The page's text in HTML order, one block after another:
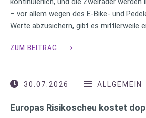
– vor allem wegen des E-Bike- und
Werte abzusichern, gibt es mittlerweile
ZUM BEITRAG ⟶
30.07.2026 ALLGEMEIN
Europas Risikoscheu kostet